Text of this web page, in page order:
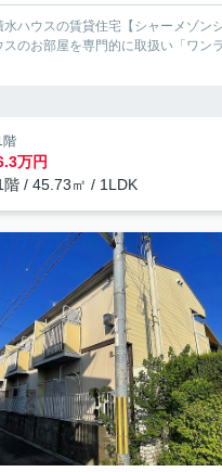
ハウスの賃貸住宅【シャーメゾン
のお部屋を専門的に取扱い「ワン
階
万円
階 / 45.73㎡ / 1LDK